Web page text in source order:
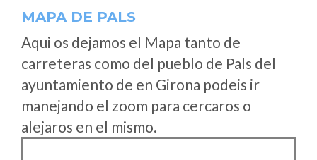
MAPA DE PALS
Aqui os dejamos el Mapa tanto de
carreteras como del pueblo de Pals del
ayuntamiento de en Girona podeis ir
manejando el zoom para cercaros o
alejaros en el mismo.